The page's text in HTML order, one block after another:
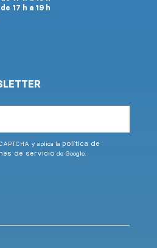
17 h a 19 h
y aplica la política de
de servicio de Google.